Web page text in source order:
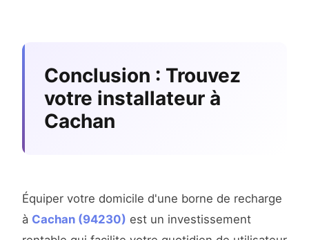
Conclusion : Trouvez
votre installateur à
Cachan
Équiper votre domicile d'une borne de recharge
à Cachan (94230) est un investissement